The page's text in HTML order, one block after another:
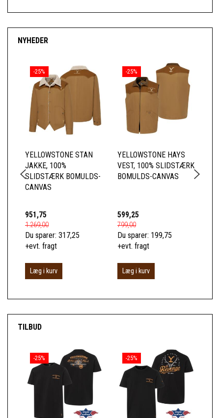
NYHEDER
-25%
YELLOWSTONE STAN
JAKKE, 100%
SLIDSTÆRK BOMULDS-
CANVAS
951,75
1.269,00
Du sparer: 317,25
+evt. fragt
Læg i kurv
-25%
YELLOWSTONE HAYS
VEST, 100% SLIDSTÆRK
BOMULDS-CANVAS
599,25
799,00
Du sparer: 199,75
+evt. fragt
Læg i kurv
TILBUD
-25% -25%